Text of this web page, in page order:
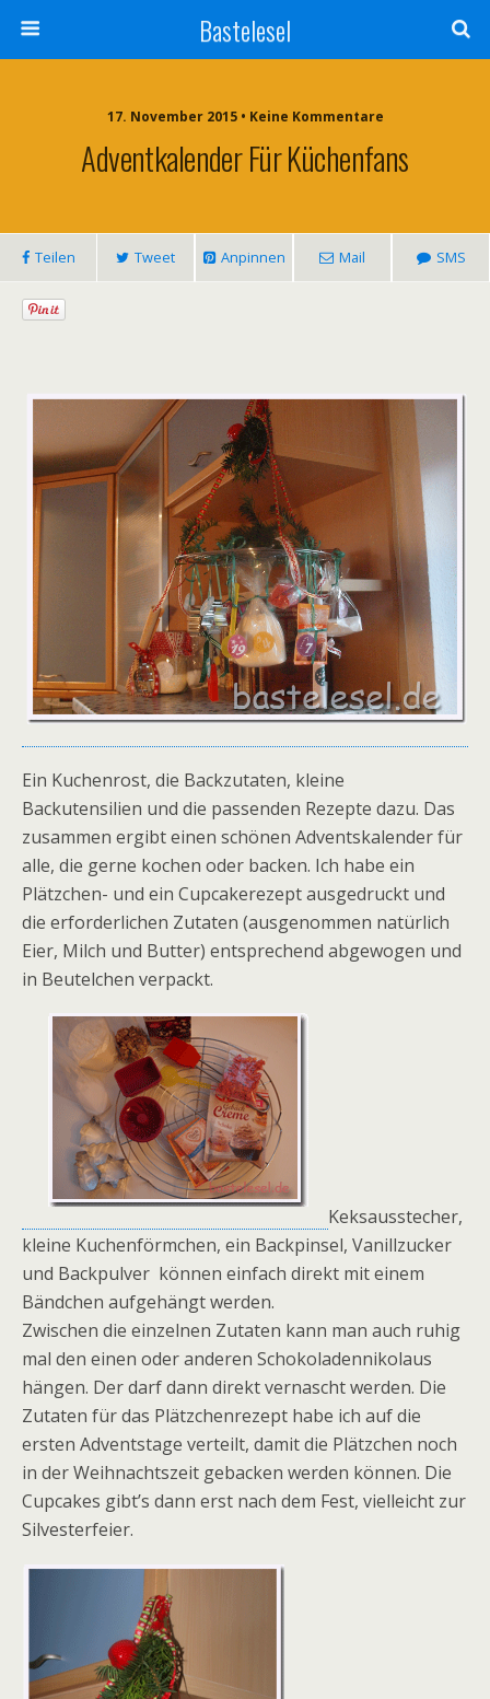
Bastelesel
17. November 2015 • Keine Kommentare
Adventkalender Für Küchenfans
Teilen Tweet Anpinnen Mail SMS
Ein Kuchenrost, die Backzutaten, kleine
Backutensilien und die passenden Rezepte dazu. Das
zusammen ergibt einen schönen Adventskalender für
alle, die gerne kochen oder backen. Ich habe ein
Plätzchen- und ein Cupcakerezept ausgedruckt und
die erforderlichen Zutaten (ausgenommen natürlich
Eier, Milch und Butter) entsprechend abgewogen und
in Beutelchen verpackt.
Keksausstecher,
kleine Kuchenförmchen, ein Backpinsel, Vanillzucker
und Backpulver können einfach direkt mit einem
Bändchen aufgehängt werden.
Zwischen die einzelnen Zutaten kann man auch ruhig
mal den einen oder anderen Schokoladennikolaus
hängen. Der darf dann direkt vernascht werden. Die
Zutaten für das Plätzchenrezept habe ich auf die
ersten Adventstage verteilt, damit die Plätzchen noch
in der Weihnachtszeit gebacken werden können. Die
Cupcakes gibt’s dann erst nach dem Fest, vielleicht zur
Silvesterfeier.